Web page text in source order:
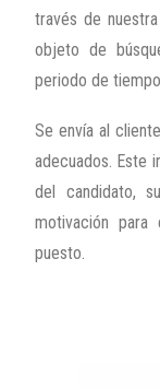
través de
objeto de
periodo de
Se envía al
adecuados. Este
del candidato,
motivación
puesto.